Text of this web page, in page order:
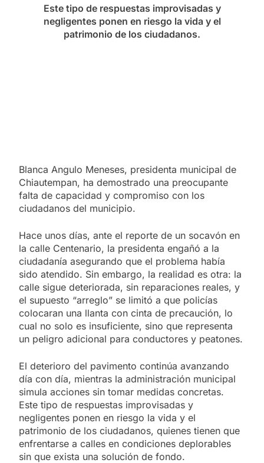
Este tipo de respuestas improvisadas y
negligentes ponen en riesgo la vida y el
patrimonio de los ciudadanos.
Blanca Angulo Meneses, presidenta municipal de
Chiautempan, ha demostrado una preocupante
falta de capacidad y compromiso con los
ciudadanos del municipio.
Hace unos días, ante el reporte de un socavón en
la calle Centenario, la presidenta engañó a la
ciudadanía asegurando que el problema había
sido atendido. Sin embargo, la realidad es otra: la
calle sigue deteriorada, sin reparaciones reales, y
el supuesto “arreglo” se limitó a que policías
colocaran una llanta con cinta de precaución, lo
cual no solo es insuficiente, sino que representa
un peligro adicional para conductores y peatones.
El deterioro del pavimento continúa avanzando
día con día, mientras la administración municipal
simula acciones sin tomar medidas concretas.
Este tipo de respuestas improvisadas y
negligentes ponen en riesgo la vida y el
patrimonio de los ciudadanos, quienes tienen que
enfrentarse a calles en condiciones deplorables
sin que exista una solución de fondo.